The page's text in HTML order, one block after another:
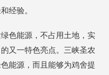
经验。
色能源，不占用土地，实
又一特色亮点。三峡圣农
能源，而且能够为鸡舍提